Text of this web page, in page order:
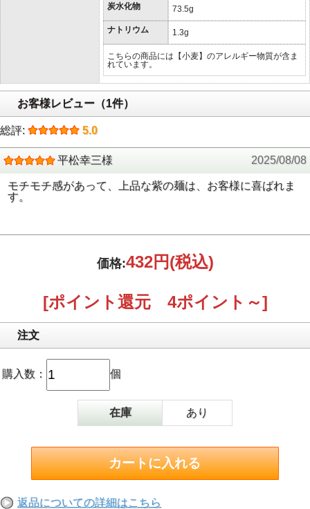
炭水化物 73.5g
ナトリウム 1.3g
こちらの商品には【小麦】のアレルギー物質が含ま
れています。
お客様レビュー（1件）
総評: 5.0
平松幸三様 2025/08/08
モチモチ感があって、上品な紫の麺は、お客様に喜ばれま
す。
価格:432円(税込)
[ポイント還元 4ポイント～]
注文
購入数： 個
在庫 あり
返品についての詳細はこちら